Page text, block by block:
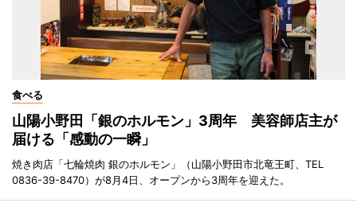
食べる
山陽小野田「銀のホルモン」3周年 美容師店主が
届ける「感動の一瞬」
焼き肉店「七輪焼肉 銀のホルモン」（山陽小野田市北竜王町、TEL
0836-39-8470）が8月4日、オープンから3周年を迎えた。